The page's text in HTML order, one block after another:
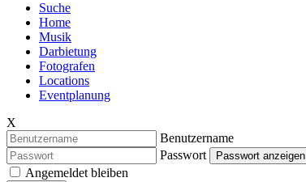
Suche
Home
Musik
Darbietung
Fotografen
Locations
Eventplanung
X
Benutzername
Passwort
Passwort anzeigen
Angemeldet bleiben